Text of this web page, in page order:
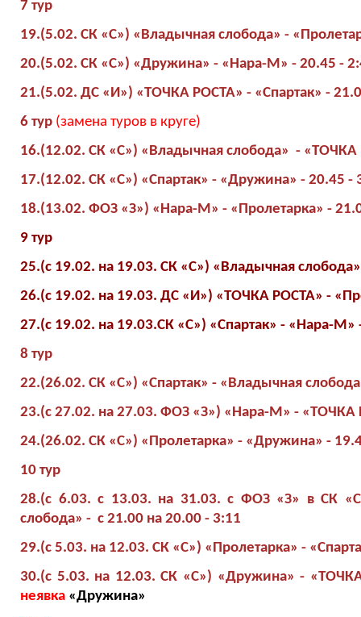
7 тур
19.(5.02. СК «С») «Владычная слобода» -
20.(5.02. СК «С») «Дружина» - «Нара-М» - 20.45 -
21.(5.02. ДС «И») «ТОЧКА РОСТА» - «Спартак» -
6 тур (замена туров в круге)
16.(12.02. СК «С») «Владычная слобода» - «ТОЧКА
17.(12.02. СК «С») «Спартак» - «Дружина» - 20.45 -
18.(13.02. ФОЗ «З») «Нара-М» - «Пролетарка» -
9 тур
25.(с 19.02. на 19.03. СК «С») «Владычная
26.(с 19.02. на 19.03. ДС «И») «ТОЧКА РОСТА» -
27.(с 19.02. на 19.03.СК «С») «Спартак» - «Нара-М»
8 тур
22.(26.02. СК «С») «Спартак» - «Владычная
23.(с 27.02. на 27.03. ФОЗ «З») «Нара-М» - «ТОЧКА
24.(26.02. СК «С») «Пролетарка» - «Дружина» -
10 тур
28.(с 6.03. с 13.03. на 31.03. с ФОЗ «З» в СК
слобода» - с 21.00 на 20.00 - 3:11
29.(с 5.03. на 12.03. СК «С») «Пролетарка» -
30.(с 5.03. на 12.03. СК «С») «Дружина» -
неявка «Дружина»